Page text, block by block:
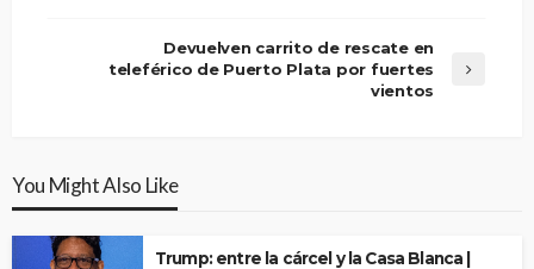
Devuelven carrito de rescate en
teleférico de Puerto Plata por fuertes
vientos
You Might Also Like
Trump: entre la cárcel y la Casa Blanca |